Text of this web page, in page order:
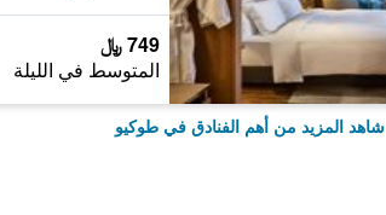
749 ﷼
المتوسط في الليلة
شاهد المزيد من أهم الفنادق في طوكيو